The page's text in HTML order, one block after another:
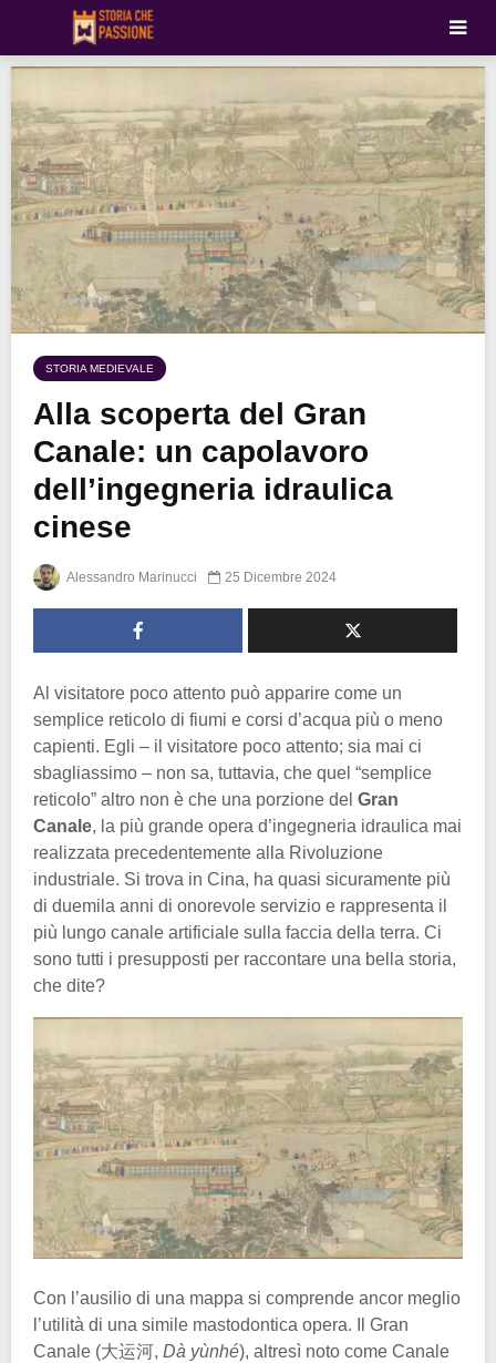
STORIA MEDIEVALE
Alla scoperta del Gran
Canale: un capolavoro
dell’ingegneria idraulica
cinese
Alessandro Marinucci 25 Dicembre 2024
Al visitatore poco attento può apparire come un
semplice reticolo di fiumi e corsi d’acqua più o meno
capienti. Egli – il visitatore poco attento; sia mai ci
sbagliassimo – non sa, tuttavia, che quel “semplice
reticolo” altro non è che una porzione del Gran
Canale, la più grande opera d’ingegneria idraulica mai
realizzata precedentemente alla Rivoluzione
industriale. Si trova in Cina, ha quasi sicuramente più
di duemila anni di onorevole servizio e rappresenta il
più lungo canale artificiale sulla faccia della terra. Ci
sono tutti i presupposti per raccontare una bella storia,
che dite?
Con l’ausilio di una mappa si comprende ancor meglio
l’utilità di una simile mastodontica opera. Il Gran
Canale (大运河, Dà yùnhé), altresì noto come Canale